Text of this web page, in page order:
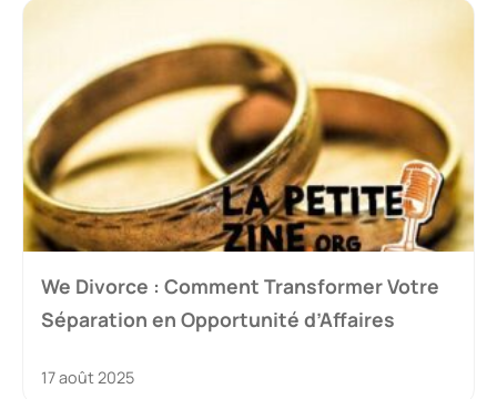
We Divorce : Comment Transformer Votre
Séparation en Opportunité d’Affaires
17 août 2025